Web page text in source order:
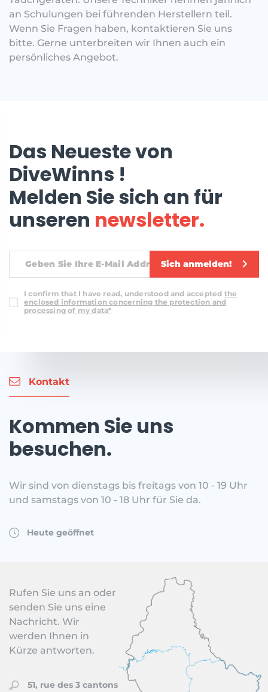
an Schulungen bei führenden Herstellern teil.
Wenn Sie Fragen haben, kontaktieren Sie uns
bitte. Gerne unterbreiten wir Ihnen auch ein
persönliches Angebot.
Das Neueste von
DiveWinns !
Melden Sie sich an für
unseren newsletter.
Sich anmelden!
I confirm that I have read, understood and accepted the
enclosed information concerning the protection and
processing of my data*
Kontakt
Kommen Sie uns
besuchen.
Wir sind von dienstags bis freitags von 10 - 19 Uhr
und samstags von 10 - 18 Uhr für Sie da.
Heute geöffnet
Rufen Sie uns an oder
senden Sie uns eine
Nachricht. Wir
werden Ihnen in
Kürze antworten.
51, rue des 3 cantons